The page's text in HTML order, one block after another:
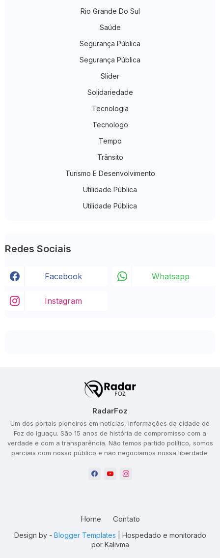
Rio Grande Do Sul
Saúde
Segurança Pública
Segurança Pública
Slider
Solidariedade
Tecnologia
Tecnologo
Tempo
Trânsito
Turismo E Desenvolvimento
Utilidade Pública
Utilidade Pública
Redes Sociais
Facebook Whatsapp
Instagram
RadarFoz
Um dos portais pioneiros em notícias, informações da cidade de
Foz do Iguaçu. São 15 anos de história de compromisso com a
verdade e com a transparência. Não temos partido político, somos
parciais com nosso público e não negociamos nossa liberdade.
Design by - Blogger Templates | Hospedado e monitorado
por Kalivma
Home Contato